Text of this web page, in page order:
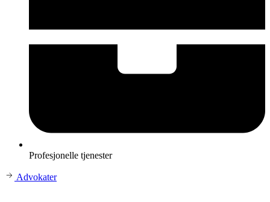
Profesjonelle tjenester
Advokater